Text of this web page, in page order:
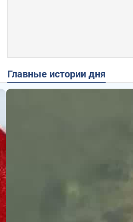
Главные истории дня